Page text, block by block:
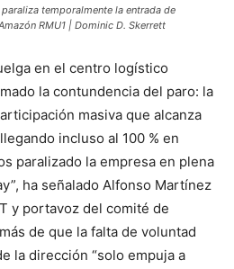
temporalmente la entrada de
RMU1 | Dominic D. Skerrett
en el centro logístico
la contundencia del paro: la
masiva que alcanza
incluso al 100 % en
paralizado la empresa en plena
ha señalado Alfonso Martínez
y portavoz del comité de
de que la falta de voluntad
la dirección “solo empuja a